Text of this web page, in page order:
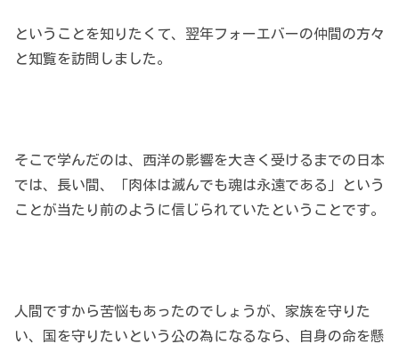
ということを知りたくて、翌年フォーエバーの仲間の方々
と知覧を訪問しました。
そこで学んだのは、西洋の影響を大きく受けるまでの日本
では、長い間、「肉体は滅んでも魂は永遠である」という
ことが当たり前のように信じられていたということです。
人間ですから苦悩もあったのでしょうが、家族を守りた
い、国を守りたいという公の為になるなら、自身の命を懸